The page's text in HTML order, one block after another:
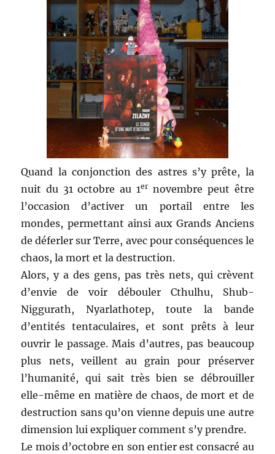
Quand la conjonction des astres s’y prête, la
nuit du 31 octobre au 1ernovembre peut être
l’occasion d’activer un portail entre les
mondes, permettant ainsi aux Grands Anciens
de déferler sur Terre, avec pour conséquences le
chaos, la mort et la destruction.
Alors, y a des gens, pas très nets, qui crèvent
d’envie de voir débouler Cthulhu, Shub-
Niggurath, Nyarlathotep, toute la bande
d’entités tentaculaires, et sont prêts à leur
ouvrir le passage. Mais d’autres, pas beaucoup
plus nets, veillent au grain pour préserver
l’humanité, qui sait très bien se débrouiller
elle-même en matière de chaos, de mort et de
destruction sans qu’on vienne depuis une autre
dimension lui expliquer comment s’y prendre.
Le mois d’octobre en son entier est consacré au